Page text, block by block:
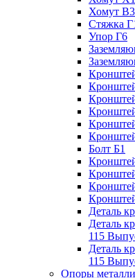
Хомут
Стяжка
Упор Г6
Болт Б1
Деталь
Деталь
115
Деталь
115
Опоры